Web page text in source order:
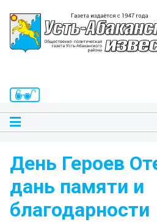
День Героев
дань памяти и
благодарности